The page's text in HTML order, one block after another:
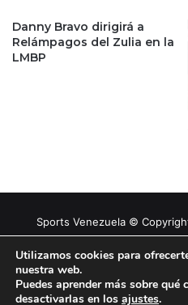
Danny Bravo dirigirá a
Relámpagos del Zulia en la
LMBP
Sports Venezuela ©
reservados |
Tema
X
Utilizamos cookies para
nuestra web.
Puedes aprender más sobre
desactivarlas en los ajustes.